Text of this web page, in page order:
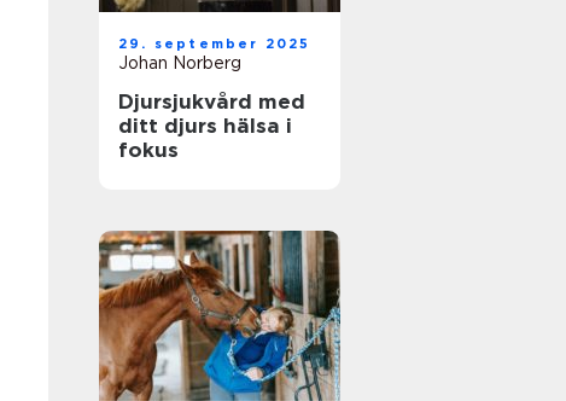
29. september 2025
Johan Norberg
Djursjukvård med
ditt djurs hälsa i
fokus